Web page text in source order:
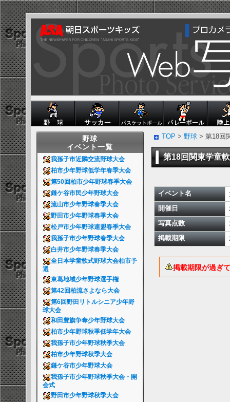
野球
イベント一覧
我孫子市近隣交流野球大会
柏市少年野球低学年春季大会
第50回柏市少年野球春季大会
鎌ケ谷市民少年野球大会
流山市少年野球春季大会
野田市少年野球春季大会
松戸市少年野球連盟春季大会
我孫子市少年野球春季大会
白井市少年野球春季大会
全日本学童軟式野球大会柏市予
選
東葛地域少年野球選手権
第42回柏流さよなら大会
第6回野田リトルシニア少年野
球大会
和田豊旗争奪少年野球大会
柏市少年野球秋季低学年大会
我孫子市少年野球秋季大会
柏市少年野球秋季大会
鎌ケ谷市少年野球大会
我孫子市少年野球秋季大会・開
会式
野田市少年野球秋季大会
TOP > 野球> 第18回
第18回関東学童
イベント名
開催日
写真点数
掲載期限
掲載期限が過ぎ